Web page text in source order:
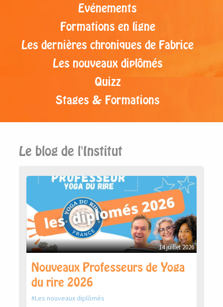
Evénements
Formations en ligne
Les dernières chroniques de Fabrice
Les nouveaux diplômés
Quizz
Stages & Formations
Le blog de l'Institut
14 juillet 2026
Nouveaux Professeurs de Yoga
du rire 2026
Les nouveaux diplômés